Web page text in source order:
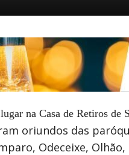
na Casa de Retiros de
oriundos das
Odeceixe,